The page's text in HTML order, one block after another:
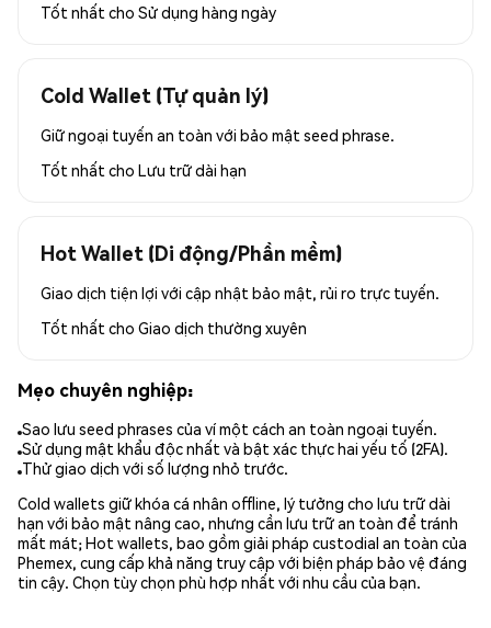
Tốt nhất cho Sử dụng hàng ngày
Cold Wallet (Tự quản lý)
Giữ ngoại tuyến an toàn với bảo mật seed phrase.
Tốt nhất cho Lưu trữ dài hạn
Hot Wallet (Di động/Phần mềm)
Giao dịch tiện lợi với cập nhật bảo mật, rủi ro trực tuyến.
Tốt nhất cho Giao dịch thường xuyên
Mẹo chuyên nghiệp:
Sao lưu seed phrases của ví một cách an toàn ngoại tuyến.
Sử dụng mật khẩu độc nhất và bật xác thực hai yếu tố (2FA).
Thử giao dịch với số lượng nhỏ trước.
Cold wallets giữ khóa cá nhân offline, lý tưởng cho lưu trữ dài
hạn với bảo mật nâng cao, nhưng cần lưu trữ an toàn để tránh
mất mát; Hot wallets, bao gồm giải pháp custodial an toàn của
Phemex, cung cấp khả năng truy cập với biện pháp bảo vệ đáng
tin cậy. Chọn tùy chọn phù hợp nhất với nhu cầu của bạn.